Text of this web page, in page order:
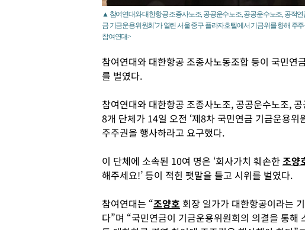
▲ 참여연대와 대한항공 조종사노조, 공공운수노조, 공공운수노조, 공적
금 기금운용위원회’가 열린 서울 중구 플라자호텔에서 기금위를 향해 주
참여연대>
참여연대와 대한항공 조종사노동조합 등이 국민연
를 벌였다.
참여연대와 대한항공 조종사노조, 공공운수노조,
8개 단체가 14일 오전 ‘제8차 국민연금 기금운용위
주주권을 행사하라고 요구했다.
이 단체에 소속된 10여 명은 ‘회사가치 훼손한조양
해주세요!’ 등이 적힌 팻말을 들고 시위를 벌였다.
참여연대는 “조양호 회장 일가가 대한항공이라는
다”며 “국민연금이 기금운용위원회의 의결을 통해